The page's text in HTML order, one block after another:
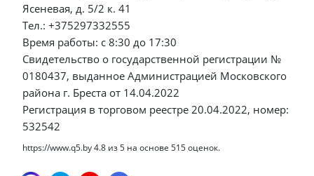
Ясеневая, д. 5/2 к. 41
Тел.: +375297332555
Время работы: с 8:30 до 17:30
Свидетельство о государственной регистрации №
0180437, выданное Администрацией Московского
района г. Бреста от 14.04.2022
Регистрация в торговом реестре 20.04.2022, номер:
532542
https://www.q5.by4.8 из5 на основе 515оценок.